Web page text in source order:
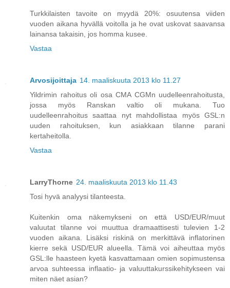
Turkkilaisten tavoite on myydä 20%: osuutensa viiden
vuoden aikana hyvällä voitolla ja he ovat uskovat saavansa
lainansa takaisin, jos homma kusee.
Vastaa
Arvosijoittaja 14. maaliskuuta 2013 klo 11.27
Yildrimin rahoitus oli osa CMA CGMn uudelleenrahoitusta,
jossa myös Ranskan valtio oli mukana. Tuo
uudelleenrahoitus saattaa nyt mahdollistaa myös GSL:n
uuden rahoituksen, kun asiakkaan tilanne parani
kertaheitolla.
Vastaa
LarryThorne 24. maaliskuuta 2013 klo 11.43
Tosi hyvä analyysi tilanteesta.
Kuitenkin oma näkemykseni on että USD/EUR/muut
valuutat tilanne voi muuttua dramaattisesti tulevien 1-2
vuoden aikana. Lisäksi riskinä on merkittävä inflatorinen
kierre sekä USD/EUR alueella. Tämä voi aiheuttaa myös
GSL:lle haasteen kyetä kasvattamaan omien sopimustensa
arvoa suhteessa inflaatio- ja valuuttakurssikehitykseen vai
miten näet asian?